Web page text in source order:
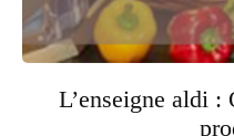
L’enseigne aldi :